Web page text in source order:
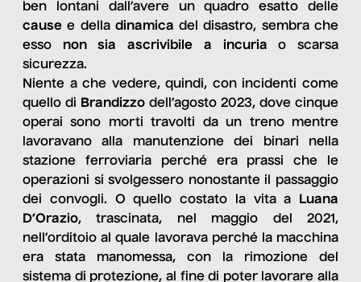
ben lontani dall’avere un quadro esatto delle
cause e della dinamica del disastro, sembra che
esso non sia ascrivibile a incuria o scarsa
sicurezza.
Niente a che vedere, quindi, con incidenti come
quello di Brandizzo dell’agosto 2023, dove cinque
operai sono morti travolti da un treno mentre
lavoravano alla manutenzione dei binari nella
stazione ferroviaria perché era prassi che le
operazioni si svolgessero nonostante il passaggio
dei convogli. O quello costato la vita a
Luana
D’Orazio, trascinata, nel maggio del 2021,
nell’orditoio al quale lavorava perché la macchina
era stata manomessa, con la rimozione del
sistema di protezione, al fine di poter lavorare alla